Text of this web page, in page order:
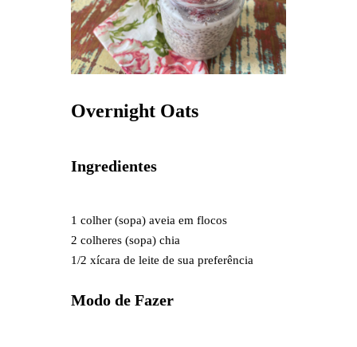
Overnight Oats
Ingredientes
1 colher (sopa) aveia em flocos
2 colheres (sopa) chia
1/2 xícara de leite de sua preferência
Modo de Fazer